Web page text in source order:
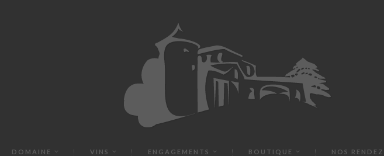
DOMAINE VINS ENGAGEMENTS BOUTIQUE NOS